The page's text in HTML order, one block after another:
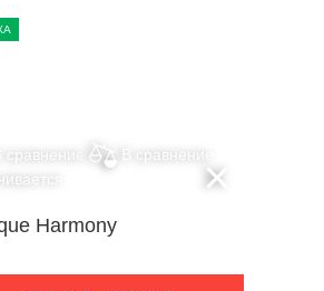
В сравнение
В сравнение
Harmony